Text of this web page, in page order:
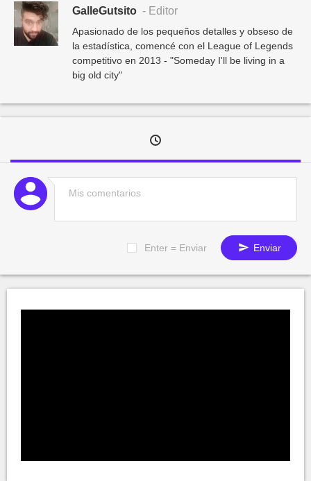
GalleGutsito - Editor
Apasionado de los pequeños detalles y obseso de
la estadística, comencé con el League of Legends
competitivo en 2013 - "Someday I'll be living in a
big old city"
Enter = Enviar Enviar